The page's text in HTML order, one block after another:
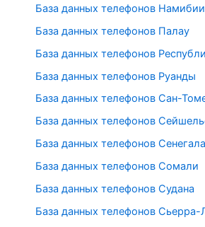
База данных телефонов Намибии
База данных телефонов Палау
База данных телефонов
База данных телефонов Руанды
База данных телефонов Сан-
База данных телефонов
База данных телефонов Сенегала
База данных телефонов Сомали
База данных телефонов Судана
База данных телефонов Сьерра-